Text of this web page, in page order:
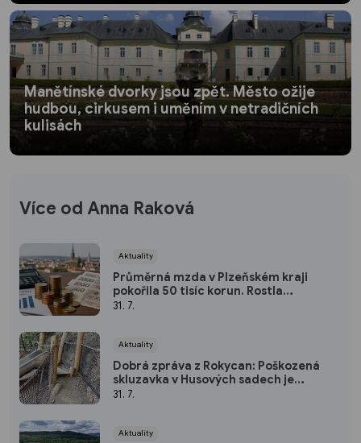
Manětínské dvorky jsou zpět. Město ožije
hudbou, cirkusem i uměním v netradičních
kulisách
Více od Anna Raková
Aktuality
Průměrná mzda v Plzeňském kraji
pokořila 50 tisíc korun. Rostla
nejrychleji za pět let
31. 7.
Aktuality
Dobrá zpráva z Rokycan: Poškozená
skluzavka v Husových sadech je
opravena
31. 7.
Aktuality